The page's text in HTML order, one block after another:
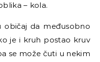
– kola.
običaj da međusobno
je i kruh postao kruv
se može čuti u nekim